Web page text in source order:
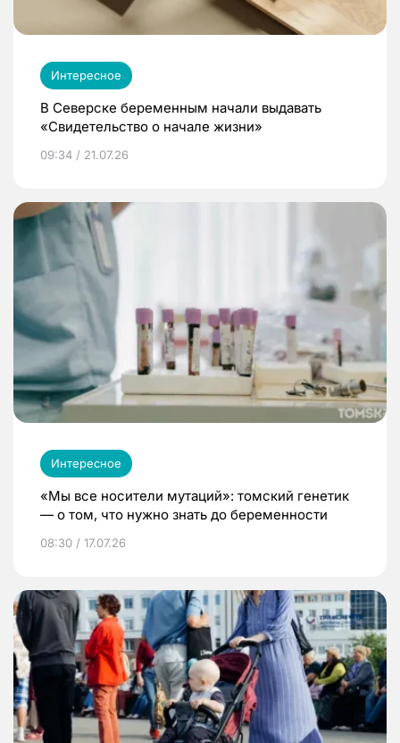
Интересное
В Северске беременным начали выдавать
«Свидетельство о начале жизни»
09:34 / 21.07.26
Интересное
«Мы все носители мутаций»: томский генетик
— о том, что нужно знать до беременности
08:30 / 17.07.26